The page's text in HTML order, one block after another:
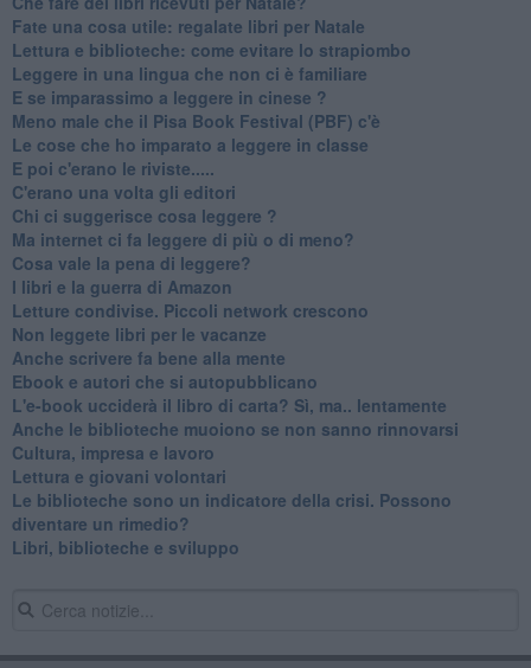
​Fate una cosa utile: regalate libri per Natale
​Lettura e biblioteche: come evitare lo strapiombo
Leggere in una lingua che non ci è familiare
​E se imparassimo a leggere in cinese ?
​Meno male che il Pisa Book Festival (PBF) c'è
​Le cose che ho imparato a leggere in classe
​E poi c'erano le riviste.....
​C'erano una volta gli editori
​Chi ci suggerisce cosa leggere ?
​Ma internet ci fa leggere di più o di meno?
​Cosa vale la pena di leggere?
I libri e la guerra di Amazon
​Letture condivise. Piccoli network crescono
​Non leggete libri per le vacanze
​Anche scrivere fa bene alla mente
​Ebook e autori che si autopubblicano
​L'e-book ucciderà il libro di carta? Sì, ma.. lentamente
​Anche le biblioteche muoiono se non sanno rinnovarsi
​Cultura, impresa e lavoro
​Lettura e giovani volontari
​Le biblioteche sono un indicatore della crisi. Possono
diventare un rimedio?
​Libri, biblioteche e sviluppo